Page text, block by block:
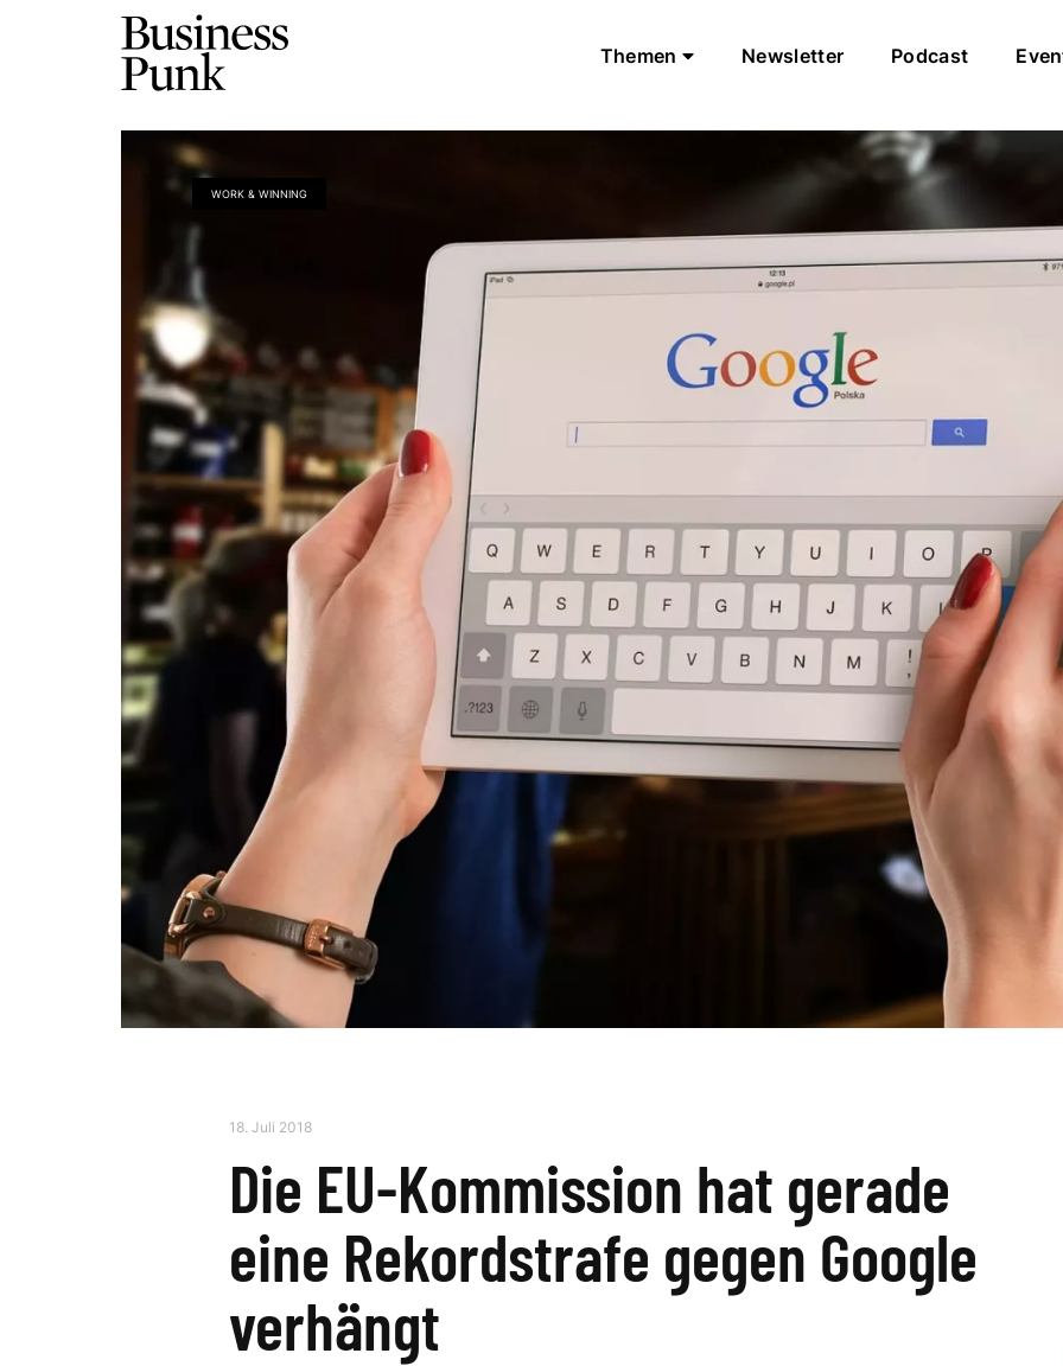
Themen Newsletter Podcast
WORK & WINNING
18. Juli 2018
Die EU-Kommission hat gerade
eine Rekordstrafe gegen Google
verhängt